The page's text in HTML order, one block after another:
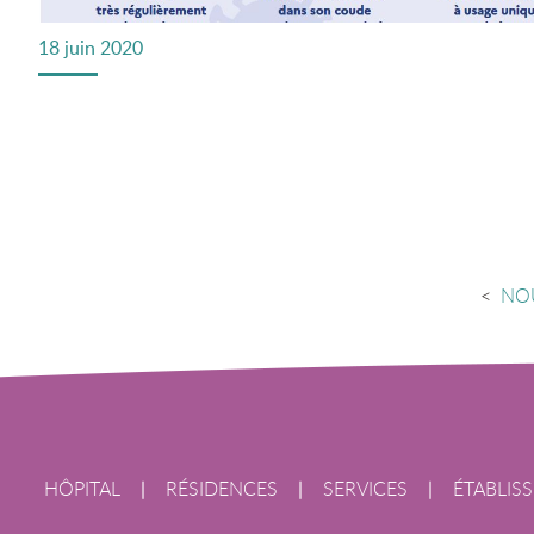
18 juin 2020
<
HÔPITAL | RÉSIDENCES | SERVICES |